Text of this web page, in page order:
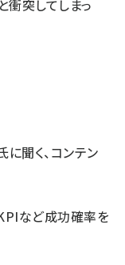
衝突してしまっ
聞く、コンテン
など成功確率を